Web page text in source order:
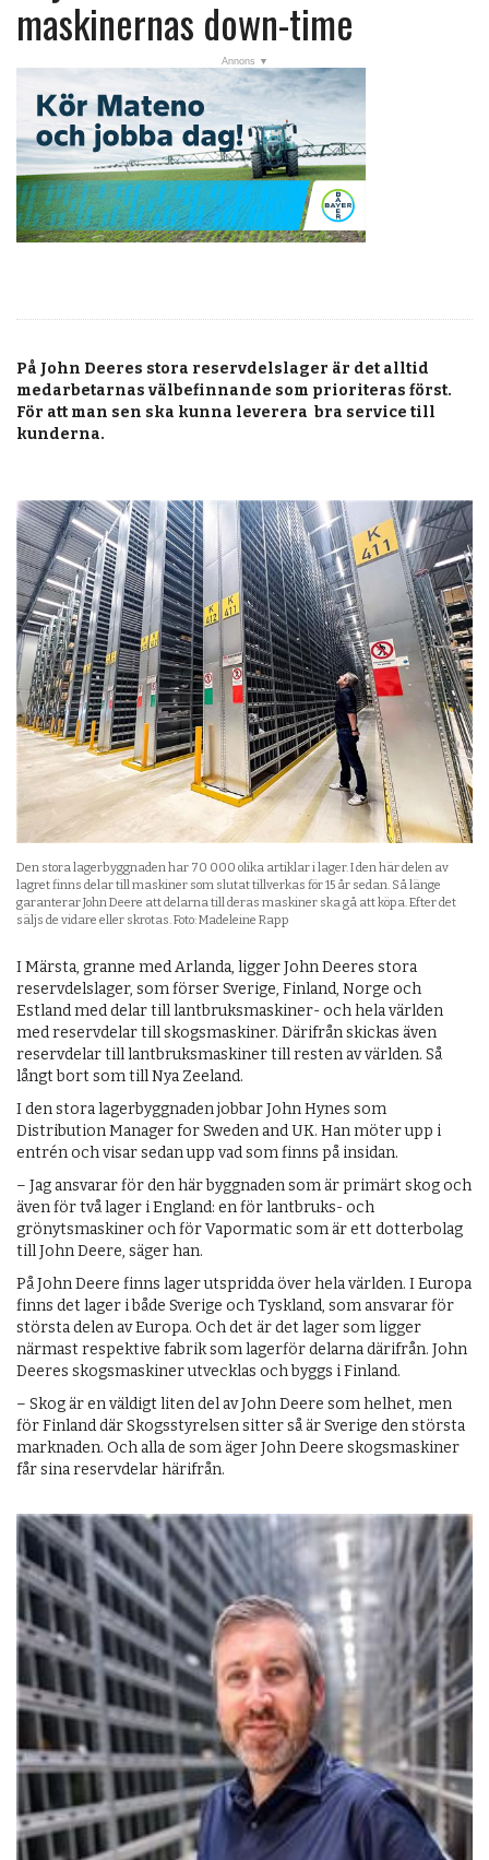
Veckans nyheter
RSS-flöde
OPINION
KALENDER
MARKNAD
ANNONSERA
PRENUMERERA
maskinernas down-time
På John Deeres stora reservdelslager är det alltid
medarbetarnas välbefinnande som prioriteras först.
För att man sen ska kunna leverera bra service till
kunderna.
Den stora lagerbyggnaden har 70 000 olika artiklar i lager. I den här delen av
lagret finns delar till maskiner som slutat tillverkas för 15 år sedan. Så länge
garanterar John Deere att delarna till deras maskiner ska gå att köpa. Efter det
säljs de vidare eller skrotas. Foto: Madeleine Rapp
I Märsta, granne med Arlanda, ligger John Deeres stora
reservdelslager, som förser Sverige, Finland, Norge och
Estland med delar till lantbruksmaskiner- och hela världen
med reservdelar till skogsmaskiner. Därifrån skickas även
reservdelar till lantbruksmaskiner till resten av världen. Så
långt bort som till Nya Zeeland.
I den stora lagerbyggnaden jobbar John Hynes som
Distribution Manager for Sweden and UK. Han möter upp i
entrén och visar sedan upp vad som finns på insidan.
– Jag ansvarar för den här byggnaden som är primärt skog och
även för två lager i England: en för lantbruks- och
grönytsmaskiner och för Vapormatic som är ett dotterbolag
till John Deere, säger han.
På John Deere finns lager utspridda över hela världen. I Europa
finns det lager i både Sverige och Tyskland, som ansvarar för
största delen av Europa. Och det är det lager som ligger
närmast respektive fabrik som lagerför delarna därifrån. John
Deeres skogsmaskiner utvecklas och byggs i Finland.
– Skog är en väldigt liten del av John Deere som helhet, men
för Finland där Skogsstyrelsen sitter så är Sverige den största
marknaden. Och alla de som äger John Deere skogsmaskiner
får sina reservdelar härifrån.